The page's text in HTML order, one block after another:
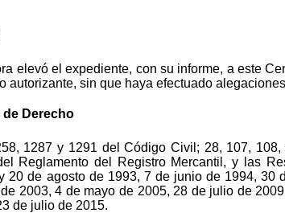
elevó el expediente, con su informe, a este
autorizante, sin que haya efectuado
de Derecho
1287 y 1291 del Código Civil; 28, 107,
Reglamento del Registro Mercantil, y las
de agosto de 1993, 7 de junio de 1994, 30
2003, 4 de mayo de 2005, 28 de julio de
de julio de 2015.